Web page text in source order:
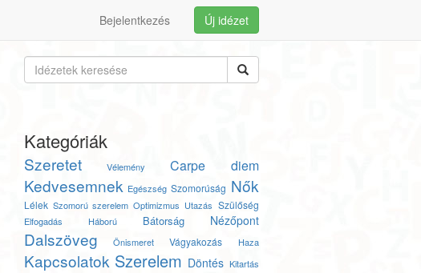
Új idézet
Bejelentkezés
Kategóriák
Szeretet Vélemény Carpe diem
Kedvesemnek Egészség Szomorúság Nők
Lélek Szomorú szerelem Optimizmus Utazás Szülőség
Elfogadás Háború Bátorság Nézőpont
Dalszöveg Önismeret Vágyakozás Haza
Kapcsolatok Szerelem Döntés Kitartás